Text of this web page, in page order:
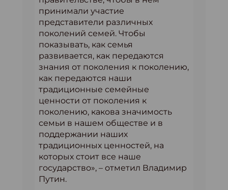
принимали участие
представители различных
поколений семей. Чтобы
показывать, как семья
развивается, как передаются
знания от поколения к поколению,
как передаются наши
традиционные семейные
ценности от поколения к
поколению, какова значимость
семьи в нашем обществе и в
поддержании наших
традиционных ценностей, на
которых стоит все наше
государство», – отметил Владимир
Путин.